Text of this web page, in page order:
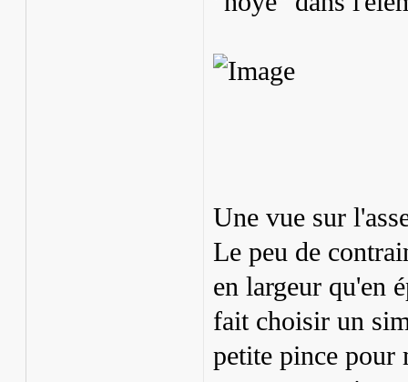
Une vue sur
Le peu de
en largeur qu'en
fait choisir un
petite pince pour